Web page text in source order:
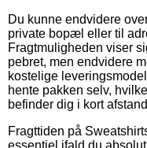
Du kunne endvidere
private bopæl eller til
Fragtmuligheden viser
pebret, men endvidere
kostelige
hente pakken selv,
befinder dig i kort
Fragttiden på
essentiel ifald du